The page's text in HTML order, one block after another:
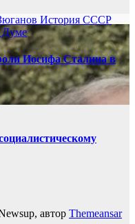
История СССР
Думе
Иосифа Сталина в
автор Themeansar